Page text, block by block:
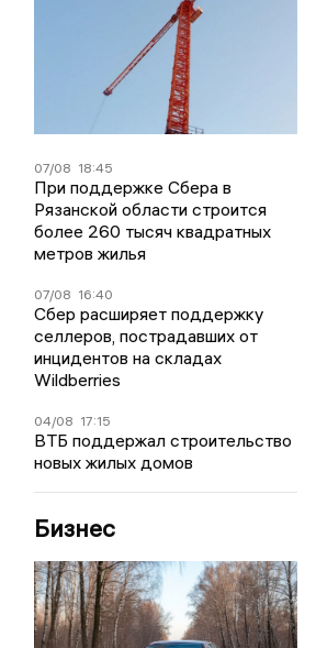
07/08 18:45
При поддержке Сбера в
Рязанской области строится
более 260 тысяч квадратных
метров жилья
07/08 16:40
Сбер расширяет поддержку
селлеров, пострадавших от
инцидентов на складах
Wildberries
04/08 17:15
ВТБ поддержал строительство
новых жилых домов
Бизнес